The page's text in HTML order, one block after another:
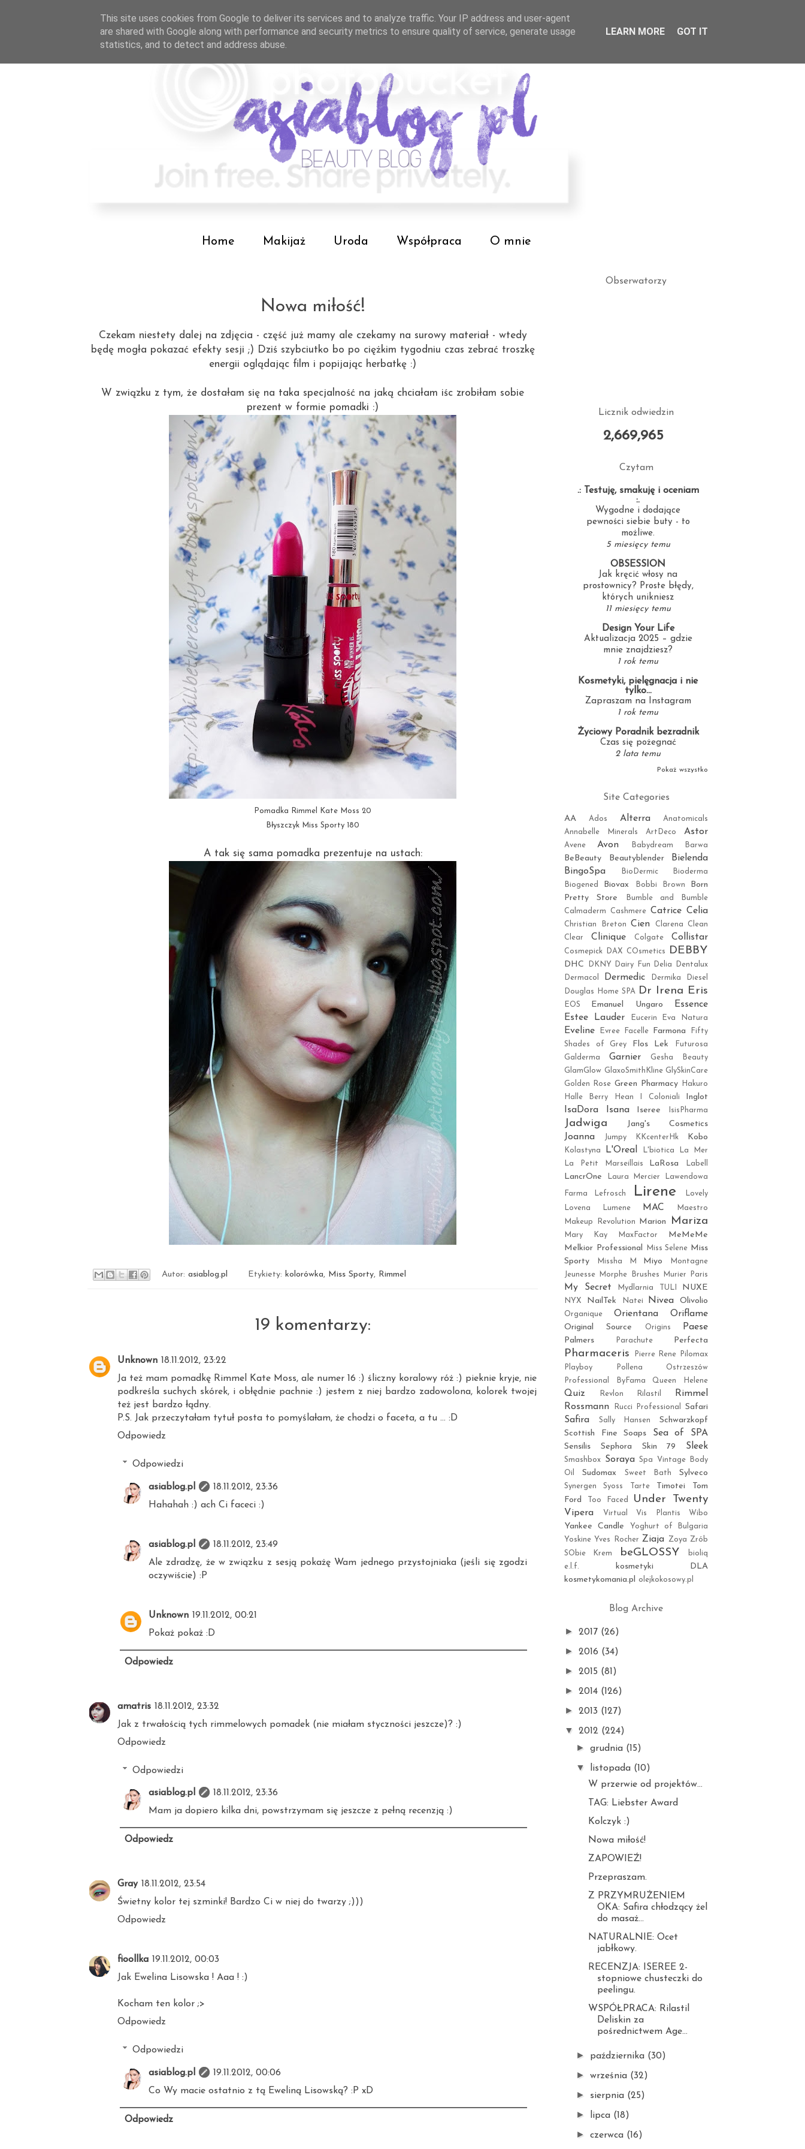
Home Makijaż Uroda Współpraca O mnie
Nowa miłość!
Czekam niestety dalej na zdjęcia - część już mamy ale czekamy na surowy materiał - wtedy
będę mogła pokazać efekty sesji ;) Dziś szybciutko bo po ciężkim tygodniu czas zebrać troszkę
energii oglądając film i popijając herbatkę :)
W związku z tym, że dostałam się na taka specjalność na jaką chciałam iśc zrobiłam sobie
prezent w formie pomadki :)
Pomadka Rimmel Kate Moss 20
Błyszczyk Miss Sporty 180
A tak się sama pomadka prezentuje na ustach:
Autor:asiablog.pl Etykiety:kolorówka, Miss Sporty, Rimmel
19 komentarzy:
Unknown 18.11.2012, 23:22
Ja też mam pomadkę Rimmel Kate Moss, ale numer 16 :) śliczny koralowy róż :) pieknie kryje, nie
podkreśla suchych skórek, i obłędnie pachnie :) jestem z niej bardzo zadowolona, kolorek twojej
też jest bardzo łądny.
P.S. Jak przeczytałam tytuł posta to pomyślałam, że chodzi o faceta, a tu ... :D
Odpowiedz
Odpowiedzi
asiablog.pl
18.11.2012, 23:36
Hahahah :) ach Ci faceci :)
asiablog.pl
18.11.2012, 23:49
Ale zdradzę, że w związku z sesją pokażę Wam jednego przystojniaka (jeśli się zgodzi
oczywiście) :P
Unknown 19.11.2012, 00:21
Pokaż pokaż :D
Odpowiedz
amatris 18.11.2012, 23:32
Jak z trwałością tych rimmelowych pomadek (nie miałam styczności jeszcze)? :)
Odpowiedz
Odpowiedzi
asiablog.pl
18.11.2012, 23:36
Mam ja dopiero kilka dni, powstrzymam się jeszcze z pełną recenzją :)
Odpowiedz
Gray 18.11.2012, 23:54
Świetny kolor tej szminki! Bardzo Ci w niej do twarzy ;)))
Odpowiedz
fioollka 19.11.2012, 00:03
Jak Ewelina Lisowska ! Aaa ! :)
Kocham ten kolor ;>
Odpowiedz
Odpowiedzi
asiablog.pl
19.11.2012, 00:06
Co Wy macie ostatnio z tą Eweliną Lisowską? :P xD
Odpowiedz
Obserwatorzy
Licznik odwiedzin
2,669,965
Czytam
.: Testuję, smakuję i oceniam
:.
Wygodne i dodające
pewności siebie buty - to
możliwe.
5 miesięcy temu
OBSESSION
Jak kręcić włosy na
prostownicy? Proste błędy,
których unikniesz
11 miesięcy temu
Design Your Life
Aktualizacja 2025 – gdzie
mnie znajdziesz?
1 rok temu
Kosmetyki, pielęgnacja i nie
tylko...
Zapraszam na Instagram
1 rok temu
Życiowy Poradnik bezradnik
Czas się pożegnać
2 lata temu
Pokaż wszystko
Site Categories
AA Ados Alterra
Anatomicals
Annabelle Minerals
ArtDeco Astor
Avene Avon Babydream Barwa
BeBeauty Beautyblender
Bielenda
BingoSpa
BioDermic
Bioderma
Biogened
Biovax Bobbi Brown
Born
Pretty Store
Bumble and Bumble
Calmaderm
Cashmere Catrice Celia
Christian Breton Cien Clarena
Clean
Clear
Clinique Colgate Collistar
Cosmepick DAX COsmetics DEBBY
DHC DKNY Dairy Fun Delia
Dentalux
Dermacol
Dermedic Dermika
Diesel
Douglas Home SPA Dr Irena Eris
EOS Emanuel Ungaro
Essence
Estee Lauder
Eucerin Eva Natura
Eveline Evree Facelle Farmona
Fifty
Shades of Grey
Flos Lek
Futurosa
Galderma
Garnier
Gesha Beauty
GlamGlow GlaxoSmithKline GlySkinCare
Golden Rose Green Pharmacy
Hakuro
Halle Berry
Hean I Coloniali Inglot
IsaDora Isana Iseree IsisPharma
Jadwiga Jang's Cosmetics
Joanna Jumpy KKcenterHk Kobo
Kolastyna L'Oreal L'biotica
La Mer
La Petit Marseillais
LaRosa Labell
LancrOne Laura Mercier Lawendowa
Farma Lefrosch Lirene
Lovely
Lovena
Lumene MAC
Maestro
Makeup Revolution
Marion Mariza
Mary Kay MaxFactor
MeMeMe
Melkior Professional
Miss Selene Miss
Sporty
Missha M Miyo
Montagne
Jeunesse
Morphe Brushes Murier Paris
My Secret Mydlarnia TULI NUXE
NYX NailTek Natei Nivea Olivolio
Organique Orientana Oriflame
Original Source Origins Paese
Palmers Parachute Perfecta
Pharmaceris Pierre Rene
Pilomax
Playboy
Pollena Ostrzeszów
Professional ByFama
Queen Helene
Quiz Revlon Rilastil
Rimmel
Rossmann
Rucci Professional Safari
Safira Sally Hansen
Schwarzkopf
Scottish Fine Soaps
Sea of SPA
Sensilis Sephora Skin 79 Sleek
Smashbox Soraya Spa Vintage Body
Oil
Sudomax Sweet Bath Sylveco
Synergen Syoss Tarte Timotei
Tom
Ford
Too Faced Under Twenty
Vipera Virtual Vis Plantis Wibo
Yankee Candle
Yoghurt of Bulgaria
Yoskine Yves Rocher Ziaja Zoya Zrób
SObie Krem
beGLOSSY
bioliq
e.l.f.
kosmetyki DLA
kosmetykomania.pl olejkokosowy.pl
Blog Archive
► 2017 (26)
► 2016 (34)
► 2015 (81)
► 2014 (126)
► 2013 (127)
▼ 2012 (224)
►grudnia (15)
▼ listopada (10)
W przerwie od projektów...
TAG: Liebster Award
Kolczyk :)
Nowa miłość!
ZAPOWIEŹ!
Przepraszam.
Z PRZYMRUŻENIEM
OKA: Safira chłodzący żel
do masaż...
NATURALNIE: Ocet
jabłkowy.
RECENZJA: ISEREE 2-
stopniowe chusteczki do
peelingu.
WSPÓŁPRACA: Rilastil
Deliskin za
pośrednictwem Age...
► października (30)
►września (32)
► sierpnia (25)
► lipca (18)
►czerwca (16)
This site uses cookies from Google to deliver its services and to analyze traffic. Your IP address and user-agent
are shared with Google along with performance and security metrics to ensure quality of service, generate usage
statistics, and to detect and address abuse.
LEARN MORE GOT IT